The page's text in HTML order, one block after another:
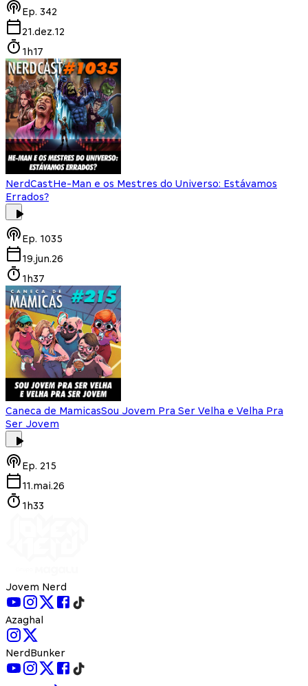
Ep. 342
21.dez.12
1h17
NerdCastHe-Man e os Mestres do Universo: Estávamos
Errados?
Ep. 1035
19.jun.26
1h37
Caneca de MamicasSou Jovem Pra Ser Velha e Velha Pra
Ser Jovem
Ep. 215
11.mai.26
1h33
Jovem Nerd
Azaghal
NerdBunker